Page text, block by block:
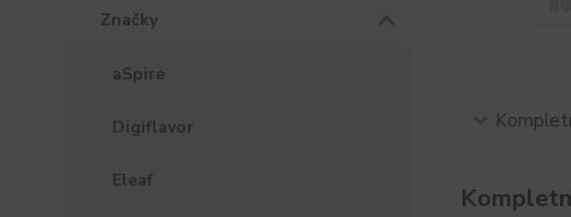
Značky
aSpire
Digiflavor
Eleaf